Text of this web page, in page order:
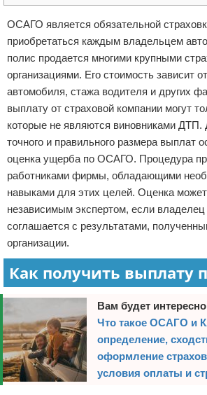
Нотариат в РФ
Земельное право
Право собственности
Исполнительное производство
Судопроизводство
Защита прав потребителей
ОСАГО является обязательной
приобретаться каждым владельцем
полис продается многими крупными
организациями. Его стоимость зависит
автомобиля, стажа водителя и других
выплату от страховой компании могут
которые не являются виновниками ДТП.
точного и правильного размера выплат
оценка ущерба по ОСАГО. Процедура
работниками фирмы, обладающими
навыками для этих целей. Оценка
независимым экспертом, если
соглашается с результатами,
организации.
Как получить выплату
Вам будет
Что такое ОСАГО и
определение,
оформление
условия оплаты и